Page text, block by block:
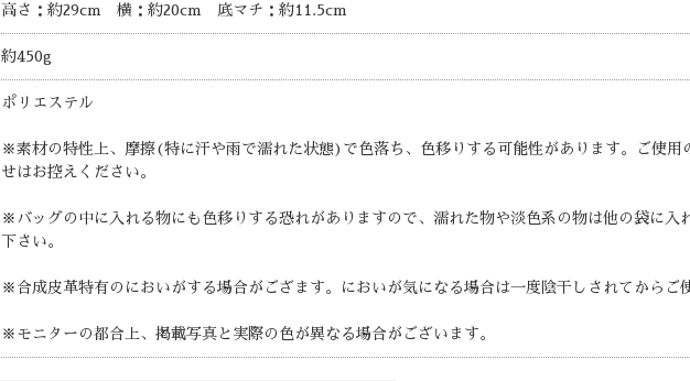
高さ：約29cm 横：約20cm 底マチ：約11.5cm
約450g
ポリエステル
※素材の特性上、摩擦(特に汗や雨で濡れた状態)で色落ち、色移りする可能性があります。ご使用
せはお控えください。
※バッグの中に入れる物にも色移りする恐れがありますので、濡れた物や淡色系の物は他の袋に入
下さい。
※合成皮革特有のにおいがする場合がござます。においが気になる場合は一度陰干しされてからご
※モニターの都合上、掲載写真と実際の色が異なる場合がございます。